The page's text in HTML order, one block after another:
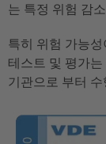
는 특정 위험 감
특히 위험 가능
테스트 및 평가
기관으로 부터